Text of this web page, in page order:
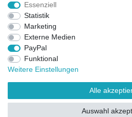
Widerrufsrecht
Essenziell
Statistik
Marketing
Externe Medien
PayPal
Funktional
Weitere Einstellungen
Alle
Auswahl